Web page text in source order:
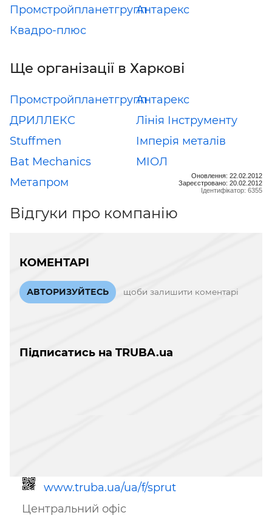
ПромстройпланетгруппАнтарекс
Квадро-плюс
Ще організації в Харкові
ПромстройпланетгруппАнтарекс
ДРИЛЛЕКС
Лінія Інструменту
Stuffmen
Імперія металів
Bat Mechanics
МІОЛ
Метапром
Оновлення: 22.02.2012
Зареєстровано: 20.02.2012
Ідентифікатор: 6355
Відгуки про компанію
КОМЕНТАРІ
АВТОРИЗУЙТЕСЬ щоби залишити коментарі
Підписатись на TRUBA.ua
www.truba.ua/ua/f/sprut
Центральний офіс